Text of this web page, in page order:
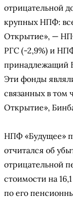
отрицательной
крупных НПФ:
Открытие», —
РГС (-2,9%) и
принадлежащий
Эти фонды
связанных в
Открытие»,
НПФ «Будущее»
отчитался об
отрицательной
стоимости на
по его